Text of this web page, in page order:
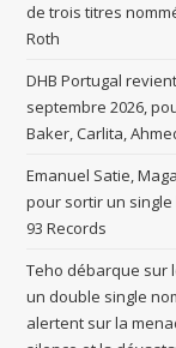
de trois titres
Roth
DHB Portugal
septembre 2026,
Baker, Carlita,
Emanuel Satie,
pour sortir un
93 Records
Teho débarque sur
un double single
alertent sur la